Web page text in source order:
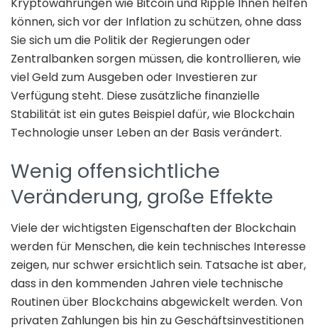
können, sich vor der Inflation zu schützen, ohne dass
Sie sich um die Politik der Regierungen oder
Zentralbanken sorgen müssen, die kontrollieren, wie
viel Geld zum Ausgeben oder Investieren zur
Verfügung steht. Diese zusätzliche finanzielle
Stabilität ist ein gutes Beispiel dafür, wie Blockchain
Technologie unser Leben an der Basis verändert.
Wenig offensichtliche
Veränderung, große Effekte
Viele der wichtigsten Eigenschaften der Blockchain
werden für Menschen, die kein technisches Interesse
zeigen, nur schwer ersichtlich sein. Tatsache ist aber,
dass in den kommenden Jahren viele technische
Routinen über Blockchains abgewickelt werden. Von
privaten Zahlungen bis hin zu Geschäftsinvestitionen